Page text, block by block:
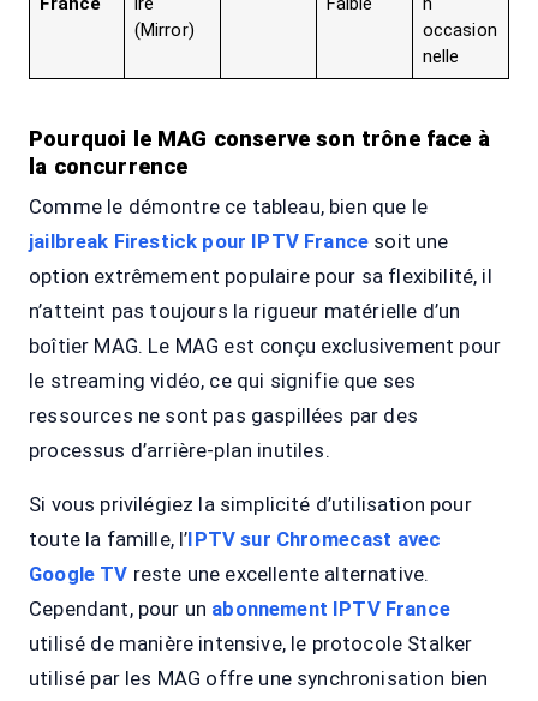
(Mirror)
occasion
nelle
Pourquoi le MAG conserve son trône face à
la concurrence
Comme le démontre ce tableau, bien que le
jailbreak Firestick pour IPTV France soit une
option extrêmement populaire pour sa flexibilité, il
n’atteint pas toujours la rigueur matérielle d’un
boîtier MAG. Le MAG est conçu exclusivement pour
le streaming vidéo, ce qui signifie que ses
ressources ne sont pas gaspillées par des
processus d’arrière-plan inutiles.
Si vous privilégiez la simplicité d’utilisation pour
toute la famille, l’ IPTV sur Chromecast avec
Google TV reste une excellente alternative.
Cependant, pour un abonnement IPTV France
utilisé de manière intensive, le protocole Stalker
utilisé par les MAG offre une synchronisation bien